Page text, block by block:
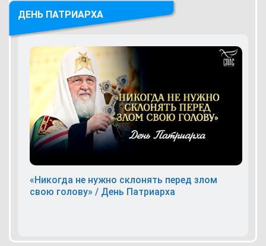
ДЕНЬ ПАТРИАРХА
«Никогда не нужно склонять перед злом
свою голову» / День Патриарха